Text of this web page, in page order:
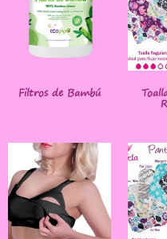
Filtros de Bambú